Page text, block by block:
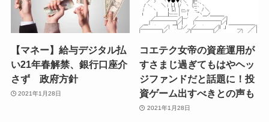
【マネー】給与デジタル払
い21年春解禁、銀行口座介
さず 政府方針
2021年1月28日
コエテク女帝の資産運用が
すさまじ過ぎてもはやヘッ
ジファンドだと話題に！投
資ゲーム出すべきとの声も
2021年1月28日